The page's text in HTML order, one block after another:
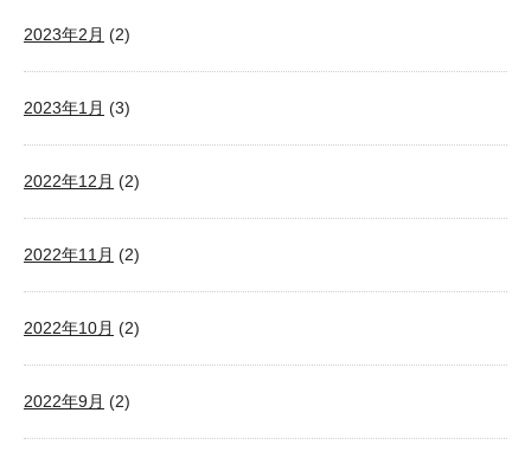
2023年2月 (2)
2023年1月 (3)
2022年12月 (2)
2022年11月 (2)
2022年10月 (2)
2022年9月 (2)